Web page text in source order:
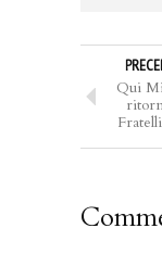
Qui